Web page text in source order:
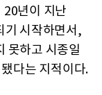
20년이 지난
기 시작하면서,
못하고 시종일
다는 지적이다.